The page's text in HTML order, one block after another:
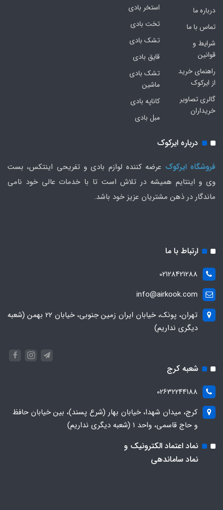
درباره ما
تماس با ما
شرایط و
قوانین
راهنمای خرید
از ایرکوک
گالری تصاویر
خریداران
استخر بادی
تخت بادی
تشک بادی
قایق بادی
تشک بادی
ماشین
کاناپه بادی
مبل بادی
درباره ایرکوک
فروشگاه ایرکوک عرضه کننده لوازم بادی و تفریحی اینتکس، بست
وی و اینتایم همیشه در تلاش است تا با خدمات عالی خود نامی
ماندگار در ذهن مشتریان عزیز خود باشد.
ارتباط با ما
02128421288
info@airkook.com
تهران، پونک، خیابان ایران زمین جنوبی، خیابان 22 بهمن (شعبه
دیگری نداریم)
شعبه کرج
02632244188
کرج، میدان شهدا، خیابان بهار (شرع پسند)، بین خیابان حافظ
و حاج قاسمی، واحد ۱ (شعبه دیگری نداریم)
نماد اعتماد الکترونیک و
نماد ساماندهی